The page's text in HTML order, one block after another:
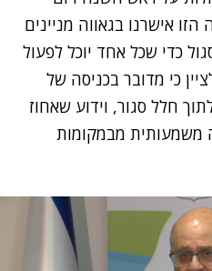
אישרנו בגאווה מניינים
כדי שכל אחד יוכל לפעול
כי מדובר בכניסה של
חלל סגור, וידוע שאחוז
משמעותית מבמקומות